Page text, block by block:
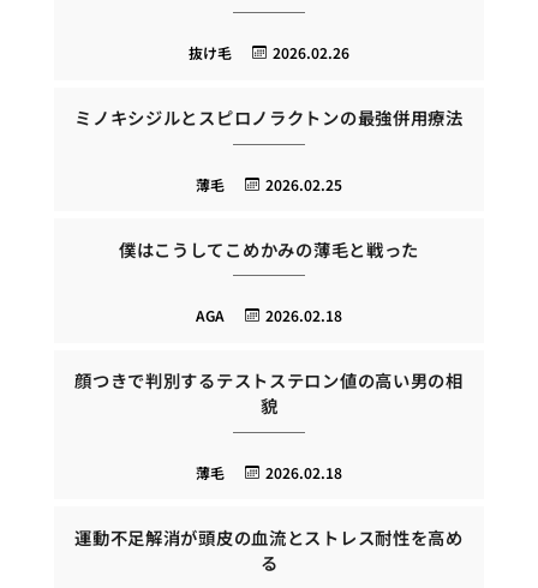
2026.02.26
抜け毛
ミノキシジルとスピロノラクトンの最強併用療法
2026.02.25
薄毛
僕はこうしてこめかみの薄毛と戦った
2026.02.18
AGA
顔つきで判別するテストステロン値の高い男の相
貌
2026.02.18
薄毛
運動不足解消が頭皮の血流とストレス耐性を高め
る